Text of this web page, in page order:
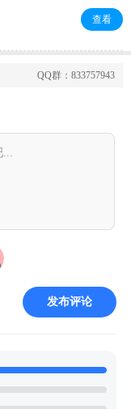
品，零基础也
查看
QQ群：833757943
发布评论